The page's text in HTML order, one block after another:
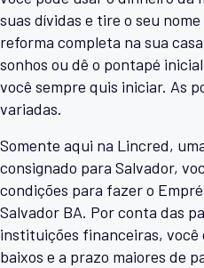
suas dívidas e tire o seu
reforma completa na sua
sonhos ou dê o pontapé
você sempre quis iniciar. As
variadas.
Somente aqui na Lincred,
consignado para Salvador,
condições para fazer o
Salvador BA. Por conta das
instituições financeiras, você
baixos e a prazo maiores de